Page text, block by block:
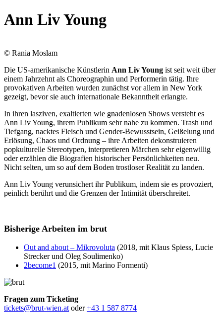
Ann Liv Young
© Rania Moslam
Die US-amerikanische Künstlerin Ann Liv Young ist seit weit über
einem Jahrzehnt als Choreographin und Performerin tätig. Ihre
provokativen Arbeiten wurden zunächst vor allem in New York
gezeigt, bevor sie auch internationale Bekanntheit erlangte.
In ihren lasziven, exaltierten wie gnadenlosen Shows versteht es
Ann Liv Young, ihrem Publikum sehr nahe zu kommen. Trash und
Tiefgang, nacktes Fleisch und Gender-Bewusstsein, Geißelung und
Erlösung, Chaos und Ordnung – ihre Arbeiten dekonstruieren
popkulturelle Stereotypen, interpretieren Märchen sehr eigenwillig
oder erzählen die Biografien historischer Persönlichkeiten neu.
Nicht selten, um so auf dem Boden trostloser Realität zu landen.
Ann Liv Young verunsichert ihr Publikum, indem sie es provoziert,
peinlich berührt und die Grenzen der Intimität überschreitet.
Bisherige Arbeiten im brut
Out and about – Mikrovoluta (2018, mit Klaus Spiess, Lucie
Strecker und Oleg Soulimenko)
2become1 (2015, mit Marino Formenti)
Fragen zum Ticketing
tickets@brut-wien.at oder+43 1 587 8774